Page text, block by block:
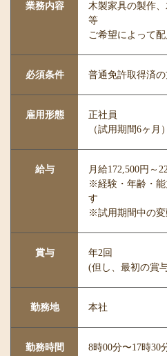
業務内容
木製家具の製作
等
ご希望によって
必須条件 普通免許取得済
雇用形態
正社員
（試用期間6ヶ月）
給与
月給172,500円～
※経験・年齢・能
す
※試用期間中の変
賞与
年2回
(但し、最初の賞
勤務地 本社
勤務時間 8時00分〜17時30